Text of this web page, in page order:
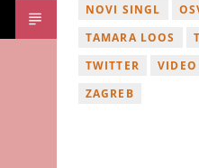
NOVI SINGL
TAMARA LOOS
TWITTER
VIDEO
ZAGREB